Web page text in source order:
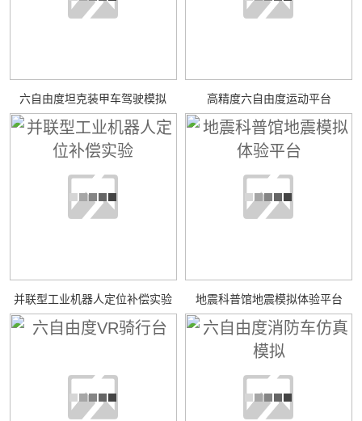
六自由度坦克装甲车驾驶模拟 高精度六自由度运动平台
并联型工业机器人定位补偿实验 地震科普馆地震模拟体验平台